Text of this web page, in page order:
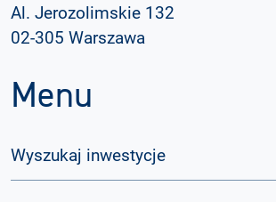
Al. Jerozolimskie 132
02-305 Warszawa
Menu
Wyszukaj inwestycje